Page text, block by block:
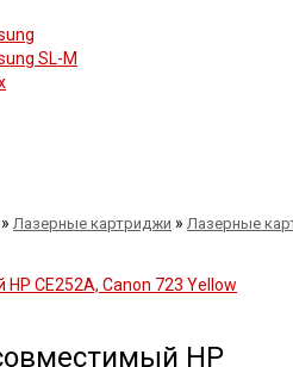
SL-M
» Лазерные картриджи » Лазерные
HP